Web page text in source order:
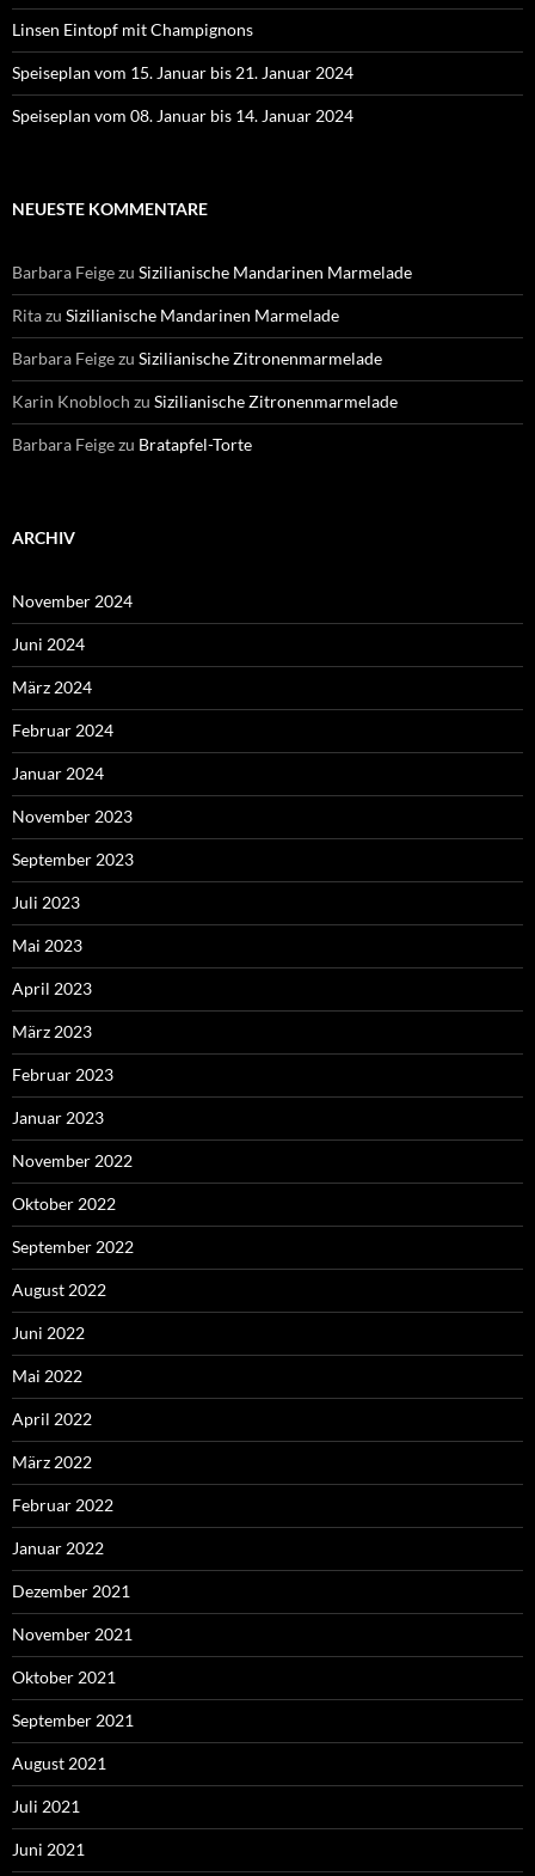
Linsen Eintopf mit Champignons
Speiseplan vom 15. Januar bis 21. Januar 2024
Speiseplan vom 08. Januar bis 14. Januar 2024
NEUESTE KOMMENTARE
Barbara Feigezu Sizilianische Mandarinen Marmelade
Ritazu Sizilianische Mandarinen Marmelade
Barbara Feigezu Sizilianische Zitronenmarmelade
Karin Knobloch zu Sizilianische Zitronenmarmelade
Barbara Feigezu Bratapfel-Torte
ARCHIV
November 2024
Juni 2024
März 2024
Februar 2024
Januar 2024
November 2023
September 2023
Juli 2023
Mai 2023
April 2023
März 2023
Februar 2023
Januar 2023
November 2022
Oktober 2022
September 2022
August 2022
Juni 2022
Mai 2022
April 2022
März 2022
Februar 2022
Januar 2022
Dezember 2021
November 2021
Oktober 2021
September 2021
August 2021
Juli 2021
Juni 2021